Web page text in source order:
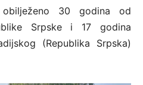
30 godina od
Srpske i 17 godina
(Republika Srpska)